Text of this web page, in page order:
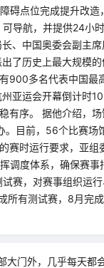
碍点位完成提升改
导航，并提供24小
、中国奥委会副主席
了历史上最大规模
900多名代表中国最
亚运会开幕倒计时
有序。 据他介绍，
目前，56个比赛场
赛时运行要求，亚
调度体系，确保赛事
赛，对赛事组织运
所有测试赛，8月完
门外，几乎每天都